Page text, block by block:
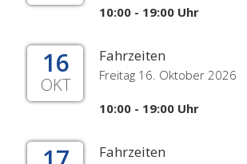
10:00 - 19:00 Uhr
16
OKT
Fahrzeiten
Freitag 16. Oktober 2026
10:00 - 19:00 Uhr
Fahrzeiten